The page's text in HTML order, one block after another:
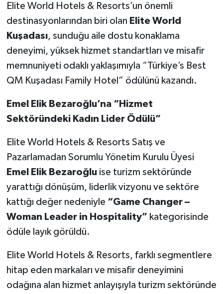
Elite World Hotels & Resorts’un önemli
destinasyonlarından biri olan Elite World
Kuşadası, sunduğu aile dostu konaklama
deneyimi, yüksek hizmet standartları ve misafir
memnuniyeti odaklı yaklaşımıyla “Türkiye’s Best
QM Kuşadası Family Hotel” ödülünü kazandı.
Emel Elik Bezaroğlu’na “Hizmet
Sektöründeki Kadın Lider Ödülü”
Elite World Hotels & Resorts Satış ve
Pazarlamadan Sorumlu Yönetim Kurulu Üyesi
Emel Elik Bezaroğluise turizm sektöründe
yarattığı dönüşüm, liderlik vizyonu ve sektöre
kattığı değer nedeniyle “Game Changer –
Woman Leader in Hospitality” kategorisinde
ödüle layık görüldü.
Elite World Hotels & Resorts, farklı segmentlere
hitap eden markaları ve misafir deneyimini
odağına alan hizmet anlayışıyla turizm sektöründe